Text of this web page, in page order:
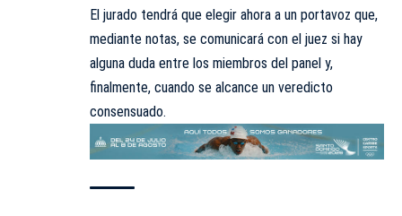
El jurado tendrá que elegir ahora a un portavoz que,
mediante notas, se comunicará con el juez si hay
alguna duda entre los miembros del panel y,
finalmente, cuando se alcance un veredicto
consensuado.